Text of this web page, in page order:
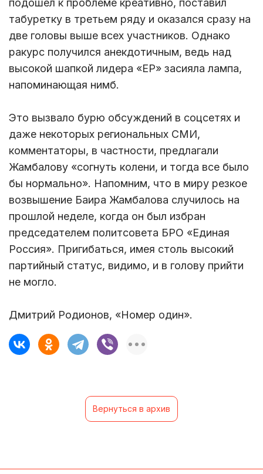
табуретку в третьем ряду и оказался сразу на
две головы выше всех участников. Однако
ракурс получился анекдотичным, ведь над
высокой шапкой лидера «ЕР» засияла лампа,
напоминающая нимб.
Это вызвало бурю обсуждений в соцсетях и
даже некоторых региональных СМИ,
комментаторы, в частности, предлагали
Жамбалову «согнуть колени, и тогда все было
бы нормально». Напомним, что в миру резкое
возвышение Баира Жамбалова случилось на
прошлой неделе, когда он был избран
председателем политсовета БРО «Единая
Россия». Пригибаться, имея столь высокий
партийный статус, видимо, и в голову прийти
не могло.
Дмитрий Родионов, «Номер один».
Вернуться в архив